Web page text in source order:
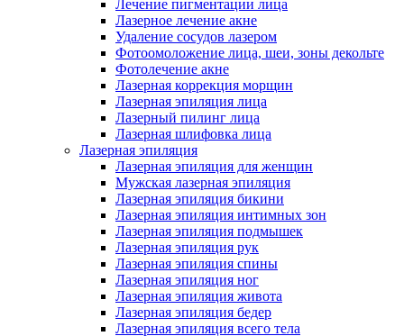
Лечение пигментации лица
Лазерное лечение акне
Удаление сосудов лазером
Фотоомоложение лица, шеи, зоны декольте
Фотолечение акне
Лазерная коррекция морщин
Лазерная эпиляция лица
Лазерный пилинг лица
Лазерная шлифовка лица
Лазерная эпиляция
Лазерная эпиляция для женщин
Мужская лазерная эпиляция
Лазерная эпиляция бикини
Лазерная эпиляция интимных зон
Лазерная эпиляция подмышек
Лазерная эпиляция рук
Лазерная эпиляция спины
Лазерная эпиляция ног
Лазерная эпиляция живота
Лазерная эпиляция бедер
Лазерная эпиляция всего тела